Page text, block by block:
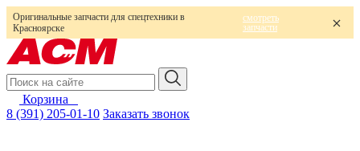
Оригинальные запчасти для спецтехники в
Красноярске
смотреть
запчасти
Корзина
8 (391) 205-01-10 Заказать звонок